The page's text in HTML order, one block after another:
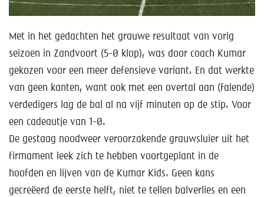
Met in het gedachten het grauwe resultaat van vorig
seizoen in Zandvoort (5-0 klop), was door coach Kumar
gekozen voor een meer defensieve variant. En dat werkte
van geen kanten, want ook met een overtal aan (falende)
verdedigers lag de bal al na vijf minuten op de stip. Voor
een cadeautje van 1-0.
De gestaag noodweer veroorzakende grauwsluier uit het
firmament leek zich te hebben voortgeplant in de
hoofden en lijven van de Kumar Kids. Geen kans
gecreëerd de eerste helft, niet te tellen balverlies en een